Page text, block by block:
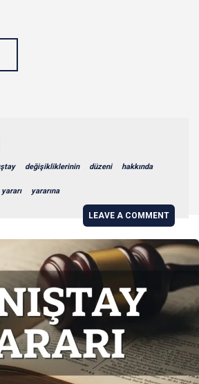
değişikliklerinin düzeni hakkında
yararı yararına
LEAVE A COMMENT